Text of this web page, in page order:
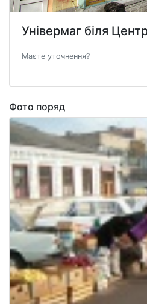
Універмаг біля
Маєте уточнення?
Фото поряд